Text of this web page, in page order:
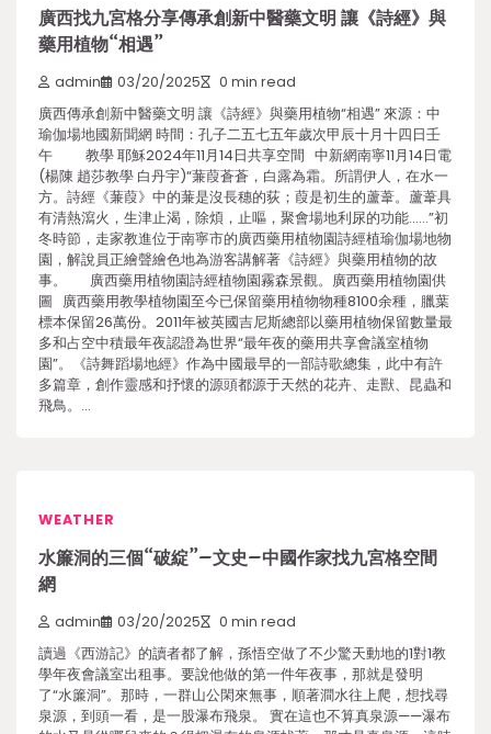
廣西找九宮格分享傳承創新中醫藥文明 讓《詩經》與
藥用植物“相遇”
admin 03/20/2025 0 min read
廣西傳承創新中醫藥文明 讓《詩經》與藥用植物“相遇” 來源：中
瑜伽場地國新聞網 時間：孔子二五七五年歲次甲辰十月十四日壬
午 教學 耶穌2024年11月14日共享空間 中新網南寧11月14日電
(楊陳 趙莎教學 白丹宇)“蒹葭蒼蒼，白露為霜。所謂伊人，在水一
方。詩經《蒹葭》中的蒹是沒長穗的荻；葭是初生的蘆葦。蘆葦具
有清熱瀉火，生津止渴，除煩，止嘔，聚會場地利尿的功能……”初
冬時節，走家教進位于南寧市的廣西藥用植物園詩經植瑜伽場地物
園，解說員正繪聲繪色地為游客講解著《詩經》與藥用植物的故
事。 廣西藥用植物園詩經植物園霧森景觀。廣西藥用植物園供
圖 廣西藥用教學植物園至今已保留藥用植物物種8100余種，臘葉
標本保留26萬份。2011年被英國吉尼斯總部以藥用植物保留數量最
多和占空中積最年夜認證為世界“最年夜的藥用共享會議室植物
園”。《詩舞蹈場地經》作為中國最早的一部詩歌總集，此中有許
多篇章，創作靈感和抒懷的源頭都源于天然的花卉、走獸、昆蟲和
飛鳥。…
WEATHER
水簾洞的三個“破綻”–文史–中國作家找九宮格空間
網
admin 03/20/2025 0 min read
讀過《西游記》的讀者都了解，孫悟空做了不少驚天動地的1對1教
學年夜會議室出租事。要說他做的第一件年夜事，那就是發明
了“水簾洞”。那時，一群山公閑來無事，順著澗水往上爬，想找尋
泉源，到頭一看，是一股瀑布飛泉。 實在這也不算真泉源——瀑布